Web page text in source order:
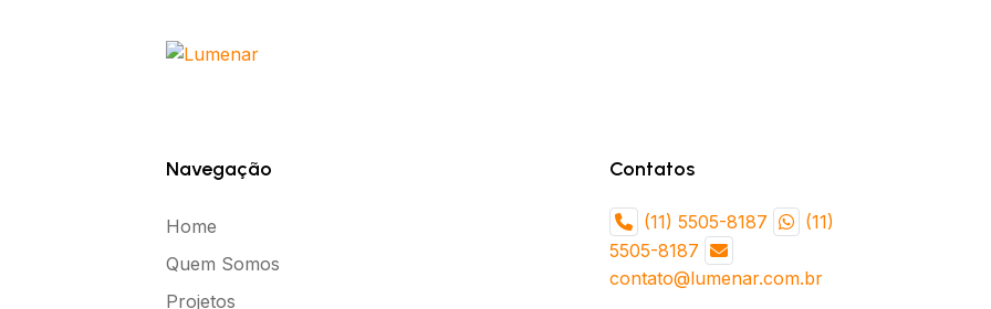
Navegação
Home
Quem Somos
Projetos
Contatos
(11) 5505-8187
(11)
5505-8187
contato@lumenar.com.br